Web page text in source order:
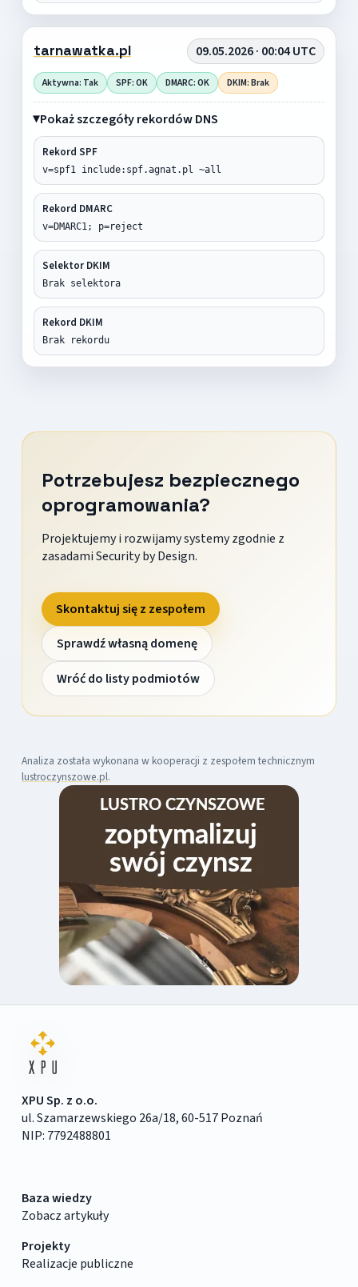
tarnawatka.pl 09.05.2026 · 00:04 UTC
Aktywna: Tak SPF: OK DMARC: OK DKIM: Brak
Pokaż szczegóły rekordów DNS
Rekord SPF
v=spf1 include:spf.agnat.pl ~all
Rekord DMARC
v=DMARC1; p=reject
Selektor DKIM
Brak selektora
Rekord DKIM
Brak rekordu
Potrzebujesz bezpiecznego
oprogramowania?
Projektujemy i rozwijamy systemy zgodnie z
zasadami Security by Design.
Skontaktuj się z zespołem
Sprawdź własną domenę
Wróć do listy podmiotów
Analiza została wykonana w kooperacji z zespołem technicznym
lustroczynszowe.pl.
XPU Sp. z o.o.
ul. Szamarzewskiego 26a/18, 60-517 Poznań
NIP: 7792488801
Baza wiedzy
Zobacz artykuły
Projekty
Realizacje publiczne